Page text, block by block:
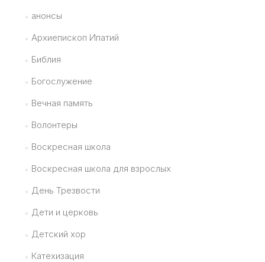
анонсы
Архиепископ Ипатий
Библия
Богослужение
Вечная память
Волонтеры
Воскресная школа
Воскресная школа для взрослых
День Трезвости
Дети и церковь
Детский хор
Катехизация